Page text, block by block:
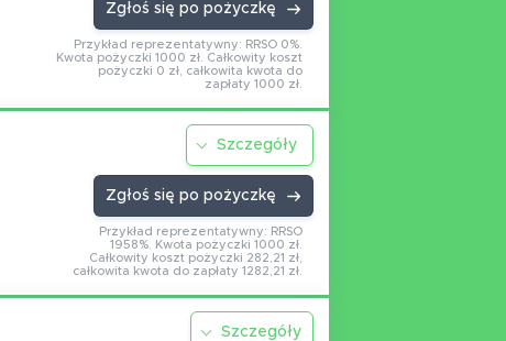
Zgłoś się po pożyczkę
Przykład reprezentatywny: RRSO 0%.
Kwota pożyczki 1000 zł. Całkowity koszt
pożyczki 0 zł, całkowita kwota do
zapłaty 1000 zł.
Szczegóły
Zgłoś się po pożyczkę
Przykład reprezentatywny: RRSO
1958%. Kwota pożyczki 1000 zł.
Całkowity koszt pożyczki 282,21 zł,
całkowita kwota do zapłaty 1282,21 zł.
Szczegóły